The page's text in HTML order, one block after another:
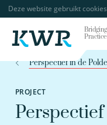
Deze website gebruikt
Practice
Perspectief in de
PROJECT